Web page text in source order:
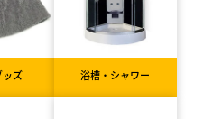
ッズ 浴槽・シャワー